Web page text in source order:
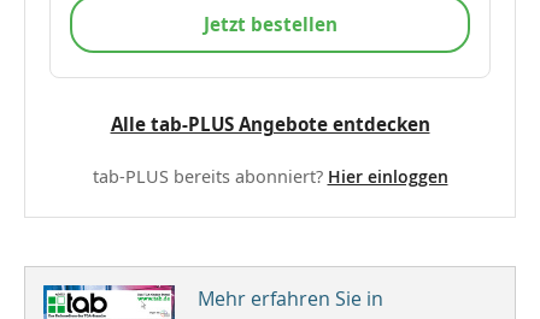
Jetzt bestellen
Alle tab-PLUS Angebote entdecken
tab-PLUS bereits abonniert? Hier einloggen
Mehr erfahren Sie in